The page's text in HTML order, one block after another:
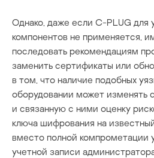
Однако, даже если C-PLUG для
компонентов не применяется,
последовать рекомендациям
заменить сертификаты или
в том, что наличие подобных
оборудовании может изменять
и связанную с ними оценку
ключа шифрования на
вместо полной компрометации
учетной записи